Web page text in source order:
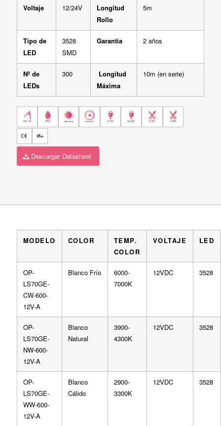
Voltaje 12/24V
Longitud
Rollo
5m
Tipo de
LED
3528
SMD
Garantía 2 años
Nº de
LEDs
300
Longitud
Máxima
10m (en serie)
Descargar Datasheet
MODELO COLOR
TEMP.
COLOR
VOLTAJE LED
OP-
LS70GE-
CW-600-
12V-A
Blanco Frío
6000-
7000K
12VDC 3528
OP-
LS70GE-
NW-600-
12V-A
Blanco
Natural
3900-
4300K
12VDC 3528
OP-
LS70GE-
WW-600-
12V-A
Blanco
Cálido
2900-
3300K
12VDC 3528